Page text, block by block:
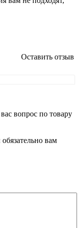
Оставить отзыв
вопрос по товару
вам